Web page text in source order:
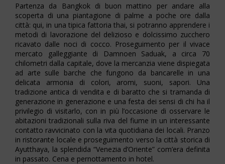
Partenza da Bangkok di buon mattino per andare alla
scoperta di una piantagione di palme a poche ore dalla
città: qui, in una tipica fattoria thai, si potranno apprendere i
metodi di lavorazione del delizioso e dolcissimo zucchero
ricavato dalle noci di cocco. Proseguimento per il vivace
mercato galleggiante di Damnoen Saduak, a circa 70
chilometri dalla capitale, dove la mercanzia viene dispiegata
ad arte sulle barche che fungono da bancarelle in una
delicata armonia di colori, aromi, suoni, sapori. Una
tradizione antica di vendita e di baratto che si tramanda di
generazione in generazione e una festa dei sensi di chi ha il
privilegio di visitarlo, con in più l’occasione di osservare le
abitazioni tradizionali sulla riva del fiume in un interessante
contatto ravvicinato con la vita quotidiana dei locali. Pranzo
in ristorante locale e proseguimento verso la città storica di
Ayutthaya, la splendida “Venezia d’Oriente” com’era definita
in passato. Cena e pernottamento in hotel.